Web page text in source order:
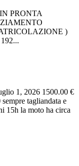
PRONTA
)
1, 2026 1500.00 €
tagliandata e
15h la moto ha circa